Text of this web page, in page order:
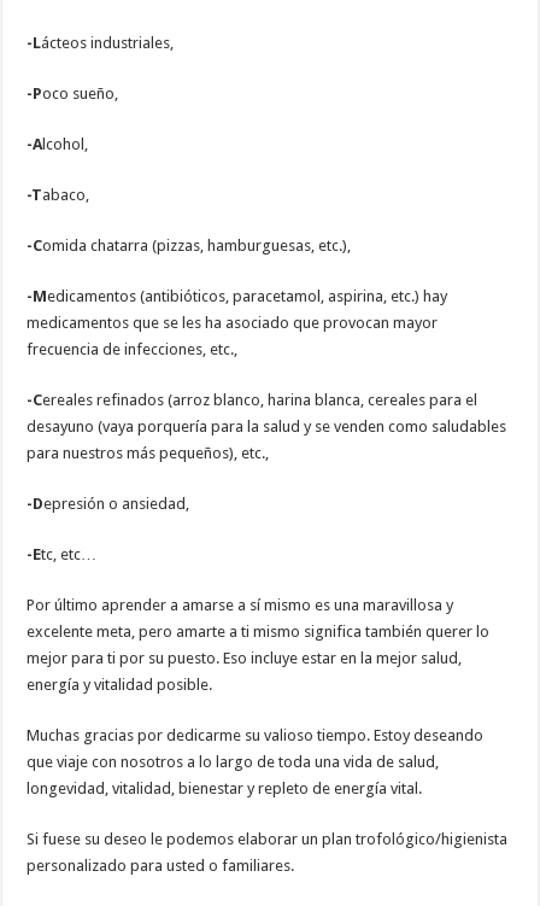
-Lácteos industriales,
-Poco sueño,
-Alcohol,
-Tabaco,
-Comida chatarra (pizzas, hamburguesas, etc.),
-Medicamentos (antibióticos, paracetamol, aspirina, etc.) hay
medicamentos que se les ha asociado que provocan mayor
frecuencia de infecciones, etc.,
-Cereales refinados (arroz blanco, harina blanca, cereales para el
desayuno (vaya porquería para la salud y se venden como saludables
para nuestros más pequeños), etc.,
-Depresión o ansiedad,
-Etc, etc…
Por último aprender a amarse a sí mismo es una maravillosa y
excelente meta, pero amarte a ti mismo significa también querer lo
mejor para ti por su puesto. Eso incluye estar en la mejor salud,
energía y vitalidad posible.
Muchas gracias por dedicarme su valioso tiempo. Estoy deseando
que viaje con nosotros a lo largo de toda una vida de salud,
longevidad, vitalidad, bienestar y repleto de energía vital.
Si fuese su deseo le podemos elaborar un plan trofológico/higienista
personalizado para usted o familiares.